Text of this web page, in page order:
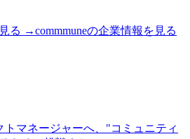
る →commmuneの企業情報を見る
トマネージャーへ、"コミュニティ